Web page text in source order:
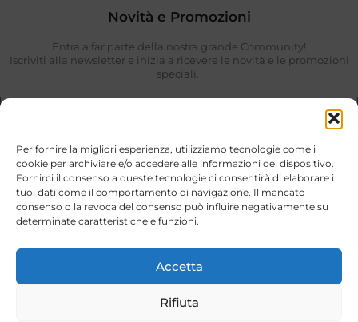
Per fornire la migliori esperienza, utilizziamo tecnologie come i
cookie per archiviare e/o accedere alle informazioni del dispositivo.
Fornirci il consenso a queste tecnologie ci consentirà di elaborare i
tuoi dati come il comportamento di navigazione. Il mancato
consenso o la revoca del consenso può influire negativamente su
determinate caratteristiche e funzioni.
Accetta
Rifiuta
Novità e Promozioni
Entra a far parte della nostra grande Community!
Iscriviti alla newsletter e inizia a ricevere le novità e le promozioni
speciali.
ISCRIVIMI
Stili di Vita © 2026. Tutti i diritti riservati